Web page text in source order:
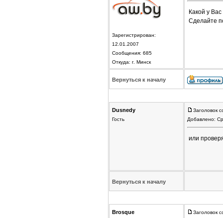
Зарегистрирован:
12.01.2007
Сообщения: 685
Откуда: г. Минск
Какой у
Сделайте
Вернуться к началу
Dusnedy
Гость
Заголовок
Добавлено:
или
Вернуться к началу
Brosque
Заголовок